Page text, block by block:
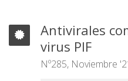
Antivirales
virus PIF
Nº285, Noviembre